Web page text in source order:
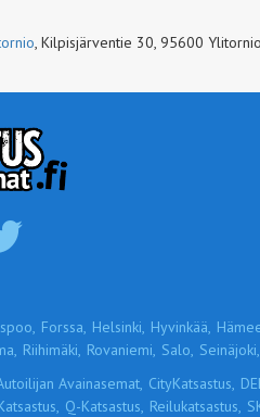
, Kilpisjärventie 30, 95600 Ylitornio
Forssa, Helsinki, Hyvinkää,
Riihimäki, Rovaniemi, Salo, Seinäjoki,
Avainasemat, CityKatsastus,
Q-Katsastus, Reilukatsastus,